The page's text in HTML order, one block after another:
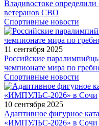
Владивостоке
ветеранов СВО
Спортивные новости
11 сентября 2025
Российские
чемпионате мира по
Спортивные новости
10 сентября 2025
Адаптивное фигурное
«ИМПУЛЬС-2026» в Сочи